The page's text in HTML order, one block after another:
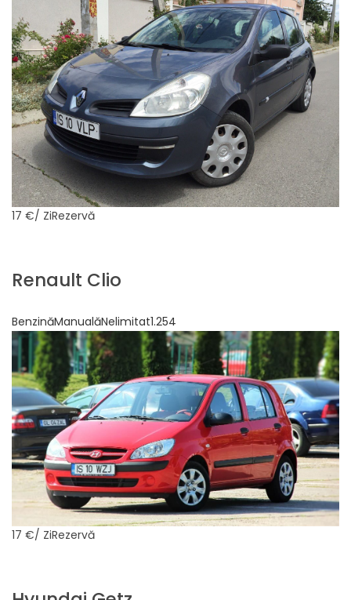
17 €/ ZiRezervă
Renault Clio
BenzinăManualăNelimitat1.254
17 €/ ZiRezervă